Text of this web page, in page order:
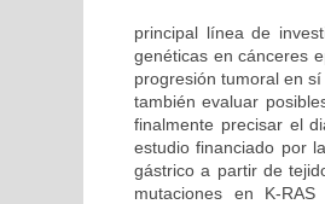
principal línea de
genéticas en cánceres
progresión tumoral en
también evaluar
finalmente precisar el
estudio financiado por
gástrico a partir de
mutaciones en K-